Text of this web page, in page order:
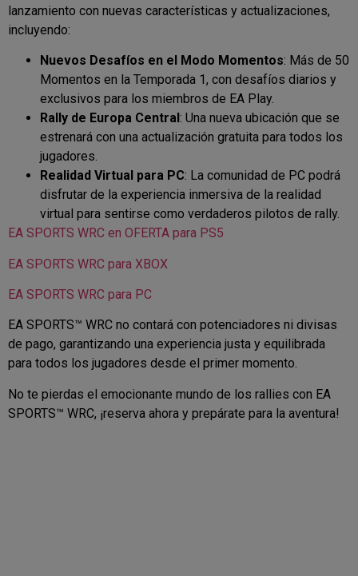
lanzamiento con nuevas características y actualizaciones,
incluyendo:
Nuevos Desafíos en el Modo Momentos: Más de 50
Momentos en la Temporada 1, con desafíos diarios y
exclusivos para los miembros de EA Play.
Rally de Europa Central: Una nueva ubicación que se
estrenará con una actualización gratuita para todos los
jugadores.
Realidad Virtual para PC: La comunidad de PC podrá
disfrutar de la experiencia inmersiva de la realidad
virtual para sentirse como verdaderos pilotos de rally.
EA SPORTS WRC en OFERTA para PS5
EA SPORTS WRC para XBOX
EA SPORTS WRC para PC
EA SPORTS™ WRC no contará con potenciadores ni divisas
de pago, garantizando una experiencia justa y equilibrada
para todos los jugadores desde el primer momento.
No te pierdas el emocionante mundo de los rallies con EA
SPORTS™ WRC, ¡reserva ahora y prepárate para la aventura!